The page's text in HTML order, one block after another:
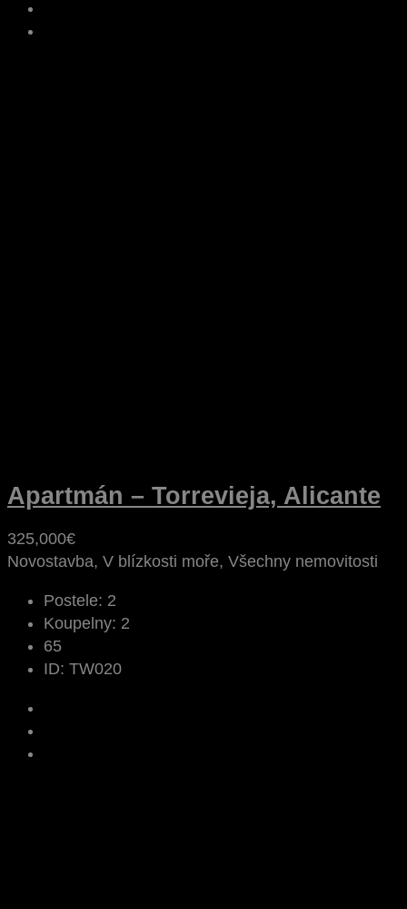
Apartmán – Torrevieja, Alicante
325,000€
Novostavba, V blízkosti moře, Všechny nemovitosti
Postele: 2
Koupelny: 2
65
ID: TW020